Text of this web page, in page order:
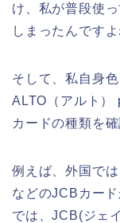
け、私が普段使
しまったんですよ
そして、私自身
ALTO（アルト）
カードの種類を
例えば、外国で
などのJCBカー
では、JCB(ジェ